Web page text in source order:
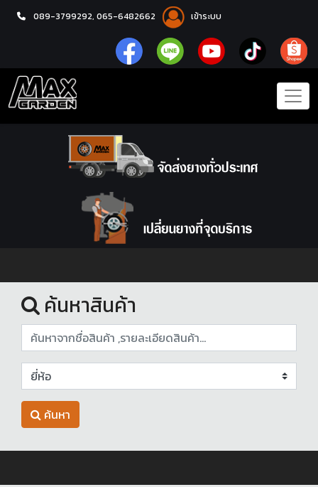
089-3799292, 065-6482662 เข้าระบบ
หน้าแรก
ค้นหาสินค้า
ค้นหา